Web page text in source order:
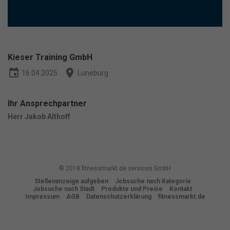
Kieser Training GmbH
event 16.04.2025 place Lüneburg
Ihr Ansprechpartner
Herr Jakob Althoff
© 2018 fitnessmarkt.de services GmbH
Stellenanzeige aufgeben
Jobsuche nach Kategorie
Jobsuche nach Stadt
Produkte und Preise
Kontakt
Impressum
AGB Datenschutzerklärung fitnessmarkt.de
Marketing (1)
Marketing-Cookies werden von Drittanbietern oder Publishern
verwendet, um personalisierte Werbung anzuzeigen. Sie tun dies, indem
sie Besucher über Websites hinweg verfolgen.
powered by Borlabs Cookie